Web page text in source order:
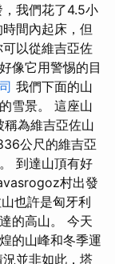
我們花了4.5小
間內起床，但
以從維吉亞佐
像它用警惕的目
我們下面的山
雪景。 這座山
為維吉亞佐山
公尺的維吉亞
到達山頂有好
村出發
也許是匈牙利
的高山。 今天
的山峰和冬季運
並非如此，塔